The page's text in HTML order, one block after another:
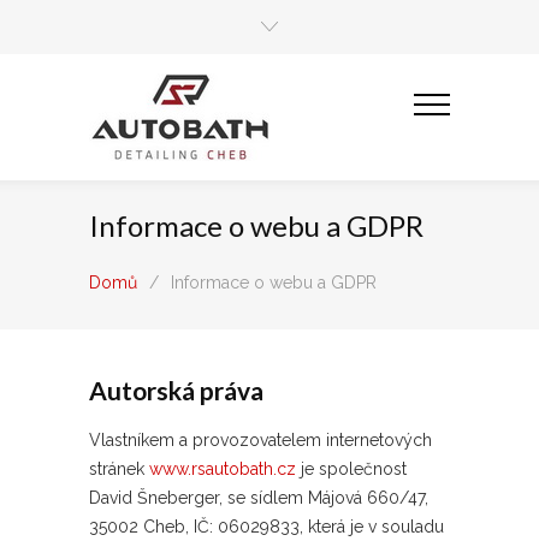
Informace o webu a GDPR
Domů / Informace o webu a GDPR
Autorská práva
Vlastníkem a provozovatelem internetových
stránek www.rsautobath.cz je společnost
David Šneberger, se sídlem Májová 660/47,
35002 Cheb, IČ: 06029833, která je v souladu